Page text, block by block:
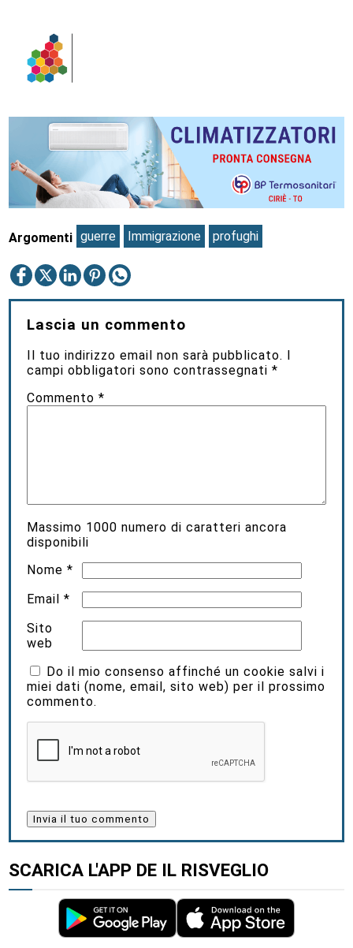
Argomenti guerre Immigrazione profughi
Lascia un commento
Il tuo indirizzo email non sarà pubblicato.
campi obbligatori sono contrassegnati*
Commento*
Massimo 1000 numero di caratteri ancora
disponibili
Nome*
Email*
Sito
web
Do il mio consenso affinché un cookie salvi i
miei dati (nome, email, sito web) per il prossimo
commento.
SCARICA L'APP DE IL RISVEGLIO